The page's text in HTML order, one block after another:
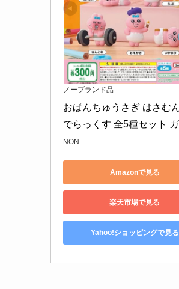
ノーブランド品
おぱんちゅうさぎ はさむ
でらっくす 全5種セット
NON
Amazonで見る
楽天市場で見る
Yahoo!ショッピングで見る